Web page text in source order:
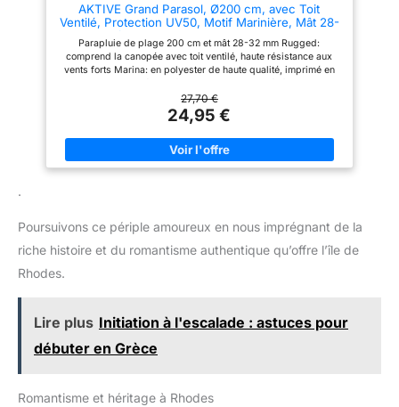
AKTIVE Grand Parasol, Ø200 cm, avec Toit
Ventilé, Protection UV50, Motif Marinière, Mât 28-
32 mm, Mât Flexible, Y Compris Sac de Transport
Parapluie de plage 200 cm et mât 28-32 mm Rugged:
comprend la canopée avec toit ventilé, haute résistance aux
vents forts Marina: en polyester de haute qualité, imprimé en
diriger l'ombre Protection maximale: doublure intérieure
argentée et protection UV50 Transport: offre un sac rayé avec
poignée pour un rangement et un transport pratiques du
parapluie
27,70 €
24,95 €
.
Poursuivons ce périple amoureux en nous imprégnant de la
riche histoire et du romantisme authentique qu’offre l’île de
Rhodes.
Lire plus Initiation à l'escalade : astuces pour
débuter en Grèce
Romantisme et héritage à Rhodes